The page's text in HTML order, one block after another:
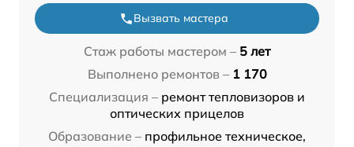
Вызвать мастера
Стаж работы мастером – 5 лет
Выполнено ремонтов – 1 170
Специализация – ремонт тепловизоров и
оптических прицелов
Образование – профильное техническое,